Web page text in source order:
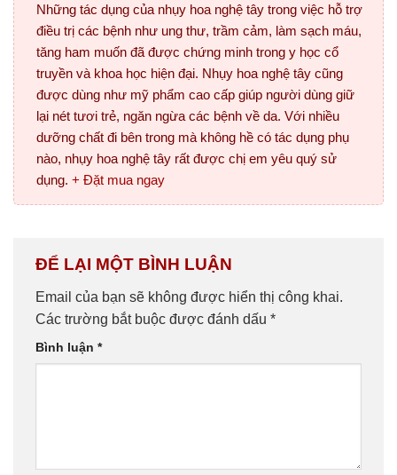
Những tác dụng của nhụy hoa nghệ tây trong việc hỗ trợ
điều trị các bệnh như ung thư, trầm cảm, làm sạch máu,
tăng ham muốn đã được chứng minh trong y học cổ
truyền và khoa học hiện đại. Nhụy hoa nghệ tây cũng
được dùng như mỹ phẩm cao cấp giúp người dùng giữ
lại nét tươi trẻ, ngăn ngừa các bệnh về da. Với nhiều
dưỡng chất đi bên trong mà không hề có tác dụng phụ
nào, nhụy hoa nghệ tây rất được chị em yêu quý sử
dụng. + Đặt mua ngay
ĐỂ LẠI MỘT BÌNH LUẬN
Email của bạn sẽ không được hiển thị công khai.
Các trường bắt buộc được đánh dấu *
Bình luận *